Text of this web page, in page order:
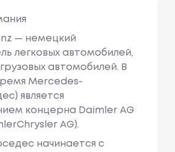
— немецкий
легковых автомобилей,
автомобилей. В
Mercedes-
является
концерна Daimler AG
AG).
начинается с